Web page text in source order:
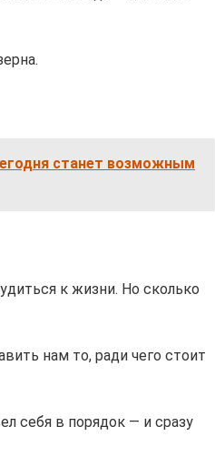
станет возможным
к жизни. Но сколько
нам то, ради чего стоит
себя в порядок — и сразу